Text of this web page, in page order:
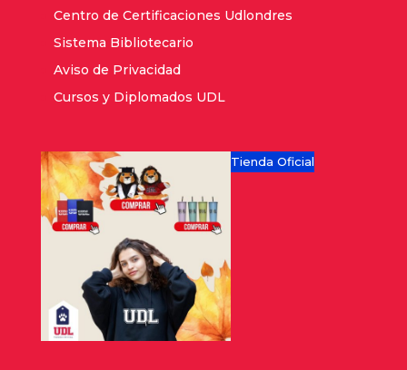
Centro de Certificaciones Udlondres
Sistema Bibliotecario
Aviso de Privacidad
Cursos y Diplomados UDL
Tienda Oficial